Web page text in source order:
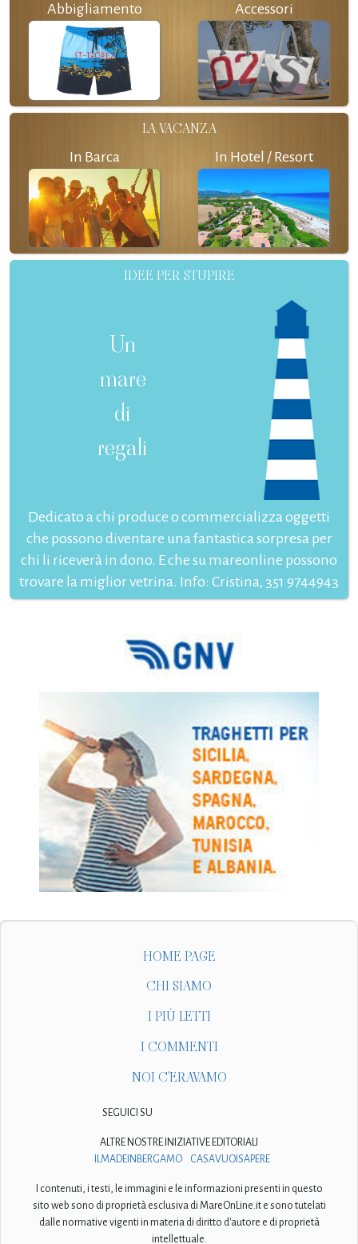
Abbigliamento Accessori
LA VACANZA
In Barca In Hotel / Resort
IDEE PER STUPIRE
Un
mare
di
regali
Dedicato a chi produce o commercializza oggetti
che possono diventare una fantastica sorpresa per
chi li riceverà in dono. E che su mareonline possono
trovare la miglior vetrina. Info: Cristina, 351 9744943
HOME PAGE
CHI SIAMO
I PIÙ LETTI
I COMMENTI
NOI C'ERAVAMO
SEGUICI SU
ALTRE NOSTRE INIZIATIVE EDITORIALI
ILMADEINBERGAMO
CASAVUOISAPERE
I contenuti, i testi, le immagini e le informazioni presenti in questo
sito web sono di proprietà esclusiva di MareOnLine.it e sono tutelati
dalle normative vigenti in materia di diritto d'autore e di proprietà
intellettuale.